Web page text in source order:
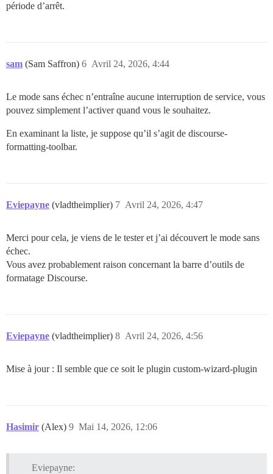
période d’arrêt.
sam (Sam Saffron) Avril 24, 2026, 4:44
6
Le mode sans échec n’entraîne aucune interruption de service, vous
pouvez simplement l’activer quand vous le souhaitez.
En examinant la liste, je suppose qu’il s’agit de discourse-
formatting-toolbar.
Eviepayne (vladtheimplier) Avril 24, 2026, 4:47
7
Merci pour cela, je viens de le tester et j’ai découvert le mode sans
échec.
Vous avez probablement raison concernant la barre d’outils de
formatage Discourse.
Eviepayne (vladtheimplier) Avril 24, 2026, 4:56
8
Mise à jour : Il semble que ce soit le plugin custom-wizard-plugin
Hasimir (Alex) Mai 14, 2026, 12:06
9
Eviepayne: